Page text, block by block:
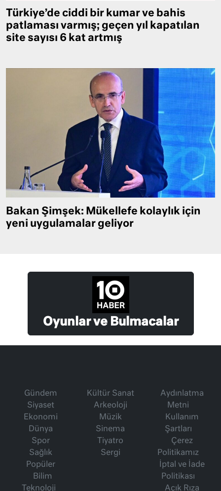
Türkiye’de ciddi bir kumar ve bahis
patlaması varmış; geçen yıl kapatılan
site sayısı 6 kat artmış
Bakan Şimşek: Mükellefe kolaylık için
yeni uygulamalar geliyor
Oyunlar ve Bulmacalar
Gündem
Siyaset
Ekonomi
Dünya
Spor
Sağlık
Popüler
Bilim
Teknoloji
Kültür Sanat
Arkeoloji
Müzik
Sinema
Tiyatro
Sergi
Aydınlatma
Metni
Kullanım
Şartları
Çerez
Politikamız
İptal ve İade
Politikası
Açık Rıza